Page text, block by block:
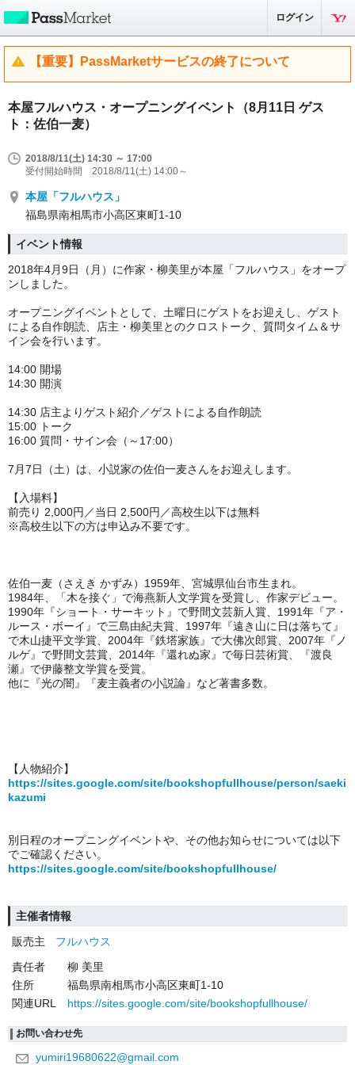
ログイン
【重要】PassMarketサービスの終了について
本屋フルハウス・オープニングイベント（8月11日 ゲス
ト：佐伯一麦）
2018/8/11(土) 14:30 ～ 17:00
受付開始時間 2018/8/11(土) 14:00～
本屋「フルハウス」
福島県南相馬市小高区東町1-10
イベント情報
2018年4月9日（月）に作家・柳美里が本屋「フルハウス」をオープ
ンしました。
オープニングイベントとして、土曜日にゲストをお迎えし、ゲスト
による自作朗読、店主・柳美里とのクロストーク、質問タイム＆サ
イン会を行います。
14:00 開場
14:30 開演
14:30 店主よりゲスト紹介／ゲストによる自作朗読
15:00 トーク
16:00 質問・サイン会（～17:00）
7月7日（土）は、小説家の佐伯一麦さんをお迎えします。
【入場料】
前売り 2,000円／当日 2,500円／高校生以下は無料
※高校生以下の方は申込み不要です。
佐伯一麦（さえき かずみ）1959年、宮城県仙台市生まれ。
1984年、「木を接ぐ」で海燕新人文学賞を受賞し、作家デビュー。
1990年『ショート・サーキット』で野間文芸新人賞、1991年『ア・
ルース・ボーイ』で三島由紀夫賞、1997年『遠き山に日は落ちて』
で木山捷平文学賞、2004年『鉄塔家族』で大佛次郎賞、2007年『ノ
ルゲ』で野間文芸賞、2014年『還れぬ家』で毎日芸術賞、『渡良
瀬』で伊藤整文学賞を受賞。
他に『光の闇』『麦主義者の小説論』など著書多数。
【人物紹介】
https://sites.google.com/site/bookshopfullhouse/person/saeki
kazumi
別日程のオープニングイベントや、その他お知らせについては以下
でご確認ください。
https://sites.google.com/site/bookshopfullhouse/
主催者情報
販売主
フルハウス
責任者
柳 美里
住所
福島県南相馬市小高区東町1-10
関連URL
https://sites.google.com/site/bookshopfullhouse/
お問い合わせ先
yumiri19680622@gmail.com